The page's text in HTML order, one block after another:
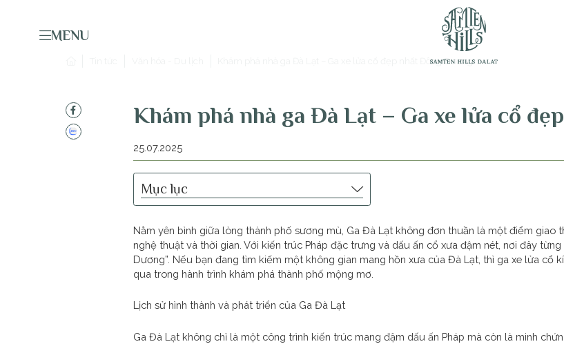
MENU
Khám phá nhà ga Đà Lạt – Ga xe lửa cổ đẹp nhất Đông Dương
Khám phá nhà ga Đà Lạt – Ga xe lửa cổ
25.07.2025
Mục lục
Nằm yên bình giữa lòng thành phố sương mù, Ga Đà Lạt không đơn thuần là một điểm giao
nghệ thuật và thời gian. Với kiến trúc Pháp đặc trưng và dấu ấn cổ xưa đậm nét, nơi đây
Dương”. Nếu bạn đang tìm kiếm một không gian mang hồn xưa của Đà Lạt, thì ga xe lửa cổ
qua trong hành trình khám phá thành phố mộng mơ.
Lịch sử hình thành và phát triển của Ga Đà Lạt
Ga Đà Lạt không chỉ là một công trình kiến trúc mang đậm dấu ấn Pháp mà còn là minh